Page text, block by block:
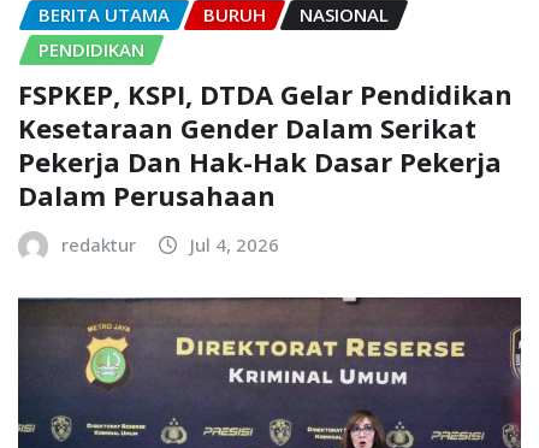
BERITA UTAMA BURUH
NASIONAL
PENDIDIKAN
FSPKEP, KSPI, DTDA Gelar Pendidikan
Kesetaraan Gender Dalam Serikat
Pekerja Dan Hak-Hak Dasar Pekerja
Dalam Perusahaan
redaktur Jul 4, 2026